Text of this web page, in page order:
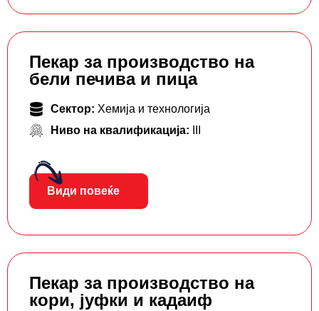
Пекар за производство на
бели печива и пица
Сектор: Хемија и технологија
Ниво на квалификација:
Види повеќе
Пекар за производство на
кори, јуфки и кадаиф